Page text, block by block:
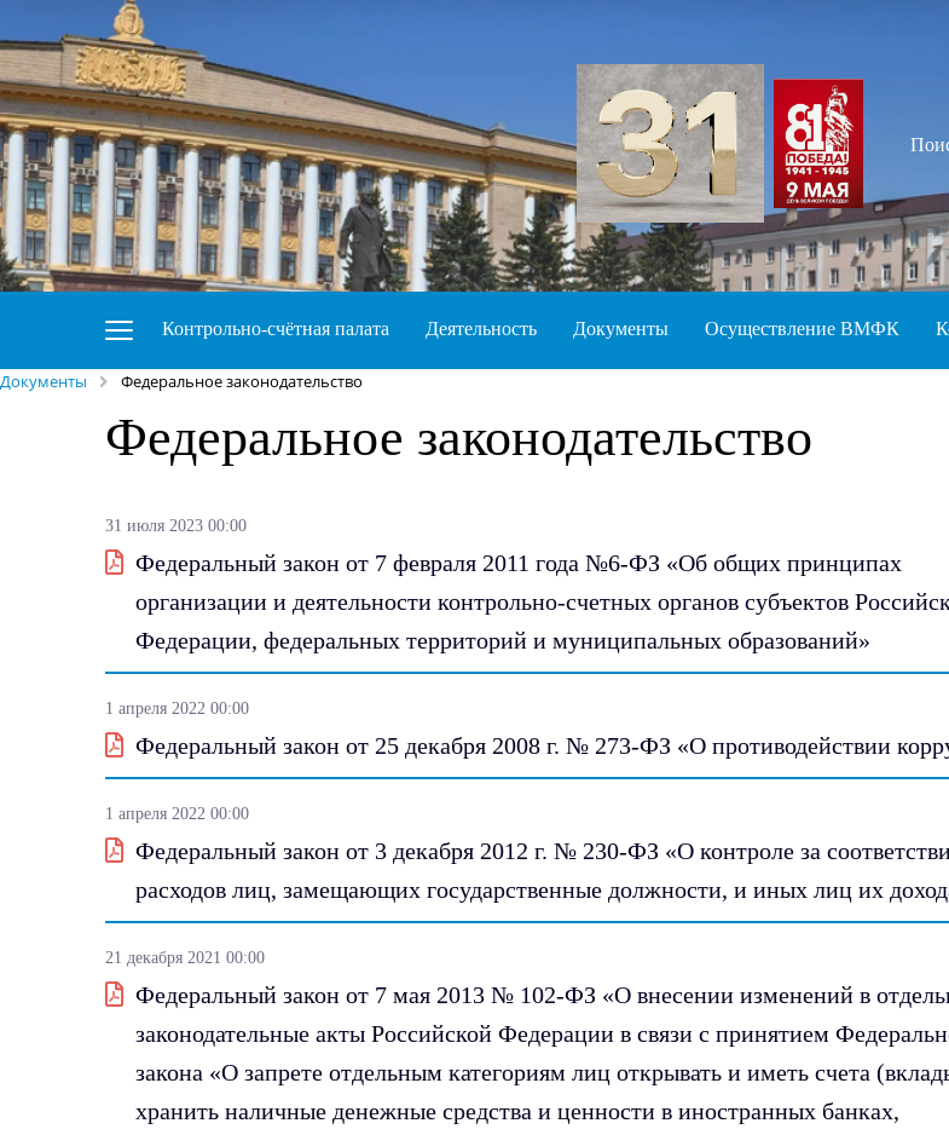
Контрольно-счётная палата Деятельность Документы Осуществление ВМФК
Документы Федеральное законодательство
Федеральное законодательство
31 июля 2023 00:00
Федеральный закон от 7 февраля 2011 года №6-ФЗ «Об общих принципах
организации и деятельности контрольно-счетных органов субъектов
Федерации, федеральных территорий и муниципальных образований»
1 апреля 2022 00:00
Федеральный закон от 25 декабря 2008 г. № 273-ФЗ «О противодействии
1 апреля 2022 00:00
Федеральный закон от 3 декабря 2012 г. № 230-ФЗ «О контроле за
расходов лиц, замещающих государственные должности, и иных лиц их
21 декабря 2021 00:00
Федеральный закон от 7 мая 2013 № 102-ФЗ «О внесении изменений в
законодательные акты Российской Федерации в связи с принятием
закона «О запрете отдельным категориям лиц открывать и иметь счета
хранить наличные денежные средства и ценности в иностранных банках,